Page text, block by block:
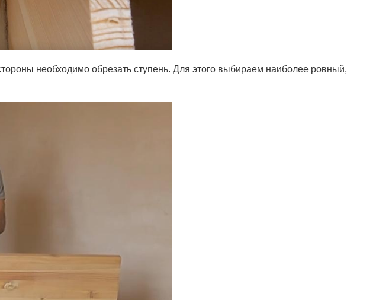
необходимо обрезать ступень. Для этого выбираем наиболее ровный,